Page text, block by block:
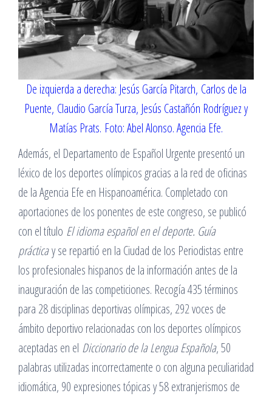
De izquierda a derecha: Jesús García Pitarch, Carlos de la
Puente, Claudio García Turza, Jesús Castañón Rodríguez y
Matías Prats. Foto: Abel Alonso. Agencia Efe.
Además, el Departamento de Español Urgente presentó un
léxico de los deportes olímpicos gracias a la red de oficinas
de la Agencia Efe en Hispanoamérica. Completado con
aportaciones de los ponentes de este congreso, se publicó
con el título El idioma español en el deporte. Guía
prácticay se repartió en la Ciudad de los Periodistas entre
los profesionales hispanos de la información antes de la
inauguración de las competiciones. Recogía 435 términos
para 28 disciplinas deportivas olímpicas, 292 voces de
ámbito deportivo relacionadas con los deportes olímpicos
aceptadas en el Diccionario de la Lengua Española, 50
palabras utilizadas incorrectamente o con alguna peculiaridad
idiomática, 90 expresiones tópicas y 58 extranjerismos de